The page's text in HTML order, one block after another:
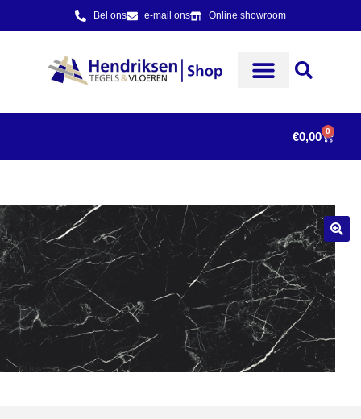
Bel ons e-mail ons Online showroom
€0,00 0